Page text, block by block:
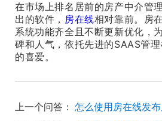
在市场上排名居前的房产中介管
出的软件， 房在线相对靠前。房
系统功能齐全且不断更新优化，
碑和人气，依托先进的SAAS管
的喜爱。
上一个问答： 怎么使用房在线发布